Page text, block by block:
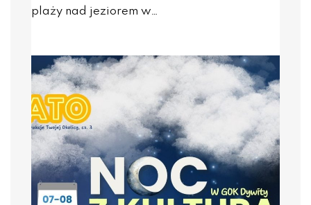
plaży nad jeziorem w…